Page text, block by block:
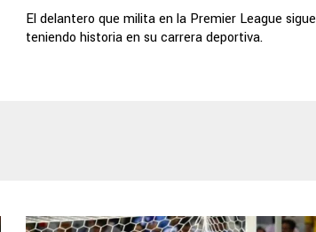
El delantero que milita en la Premier League sigue
teniendo historia en su carrera deportiva.